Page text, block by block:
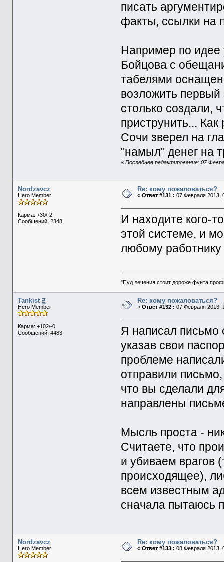
писать
факты, ссылки на
Например по идее
Бойцова с
табелями
возложить
столько создали,
приструнить...
Сочи зверел на
"намыл" денег на
«Последнее редактирование: 07
Nordzavcz
Hero Member
Карма: +30/-2
Сообщений: 2348
Re: кому пожаловаться?
« Ответ #131 : 07 Февраля 2013,
И находите кого-
этой системе, и
любому
"Пуд лечения стоит дороже фунта
Tankist Ꙃ
Hero Member
Карма: +102/-0
Сообщений: 4483
Re: кому пожаловаться?
« Ответ #132 : 07 Февраля 2013,
Я написал письмо
указав свои
проблеме
отправили
что вы сделали
направлены
Мысль проста -
Считаете, что
и убиваем врагов
происходящее),
всем известным
сначала пытаюсь
Nordzavcz
Hero Member
Re: кому пожаловаться?
« Ответ #133 : 08 Февраля 2013,